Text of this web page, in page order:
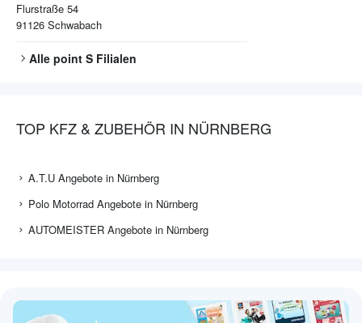
Flurstraße 54
91126 Schwabach
Alle point S Filialen
TOP KFZ & ZUBEHÖR IN NÜRNBERG
A.T.U Angebote in Nürnberg
Polo Motorrad Angebote in Nürnberg
AUTOMEISTER Angebote in Nürnberg